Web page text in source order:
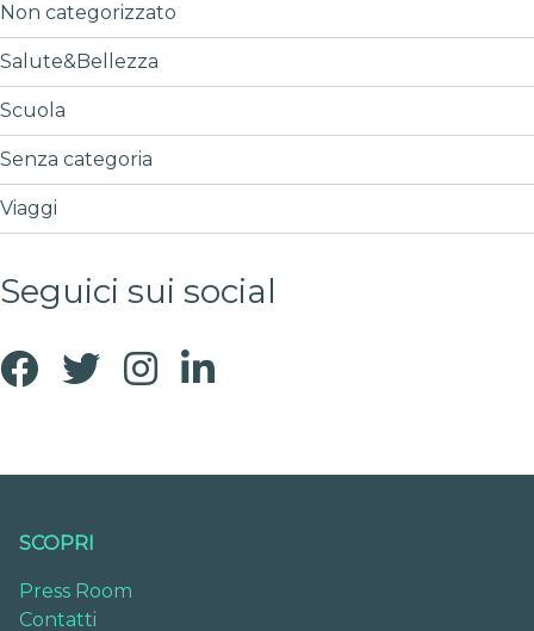
Non categorizzato
Salute&Bellezza
Scuola
Senza categoria
Viaggi
Seguici sui social
SCOPRI
Press Room
Contatti